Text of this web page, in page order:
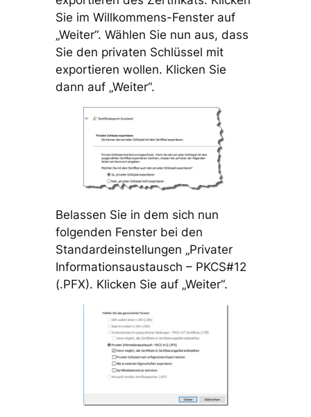
Sie im Willkommens-Fenster auf
„Weiter“. Wählen Sie nun aus, dass
Sie den privaten Schlüssel mit
exportieren wollen. Klicken Sie
dann auf „Weiter“.
Belassen Sie in dem sich nun
folgenden Fenster bei den
Standardeinstellungen „Privater
Informationsaustausch – PKCS#12
(.PFX). Klicken Sie auf „Weiter“.